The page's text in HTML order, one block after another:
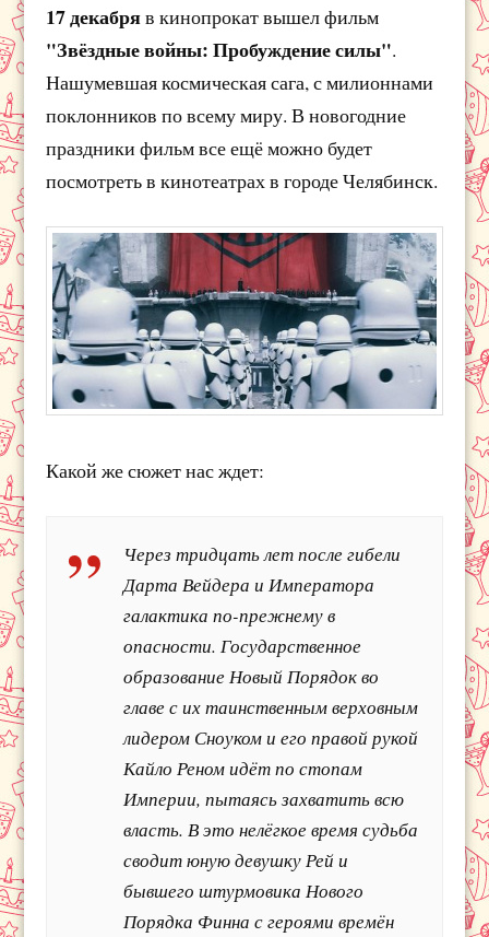
17 декабряв кинопрокат вышел фильм
"Звёздные войны: Пробуждение силы".
Нашумевшая космическая сага, с милионнами
поклонников по всему миру. В новогодние
праздники фильм все ещё можно будет
посмотреть в кинотеатрах в городе Челябинск.
Какой же сюжет нас ждет:
Через тридцать лет после гибели
Дарта Вейдера и Императора
галактика по-прежнему в
опасности. Государственное
образование Новый Порядок во
главе с их таинственным верховным
лидером Сноуком и его правой рукой
Кайло Реном идёт по стопам
Империи, пытаясь захватить всю
власть. В это нелёгкое время судьба
сводит юную девушку Рей и
бывшего штурмовика Нового
Порядка Финна с героями времён